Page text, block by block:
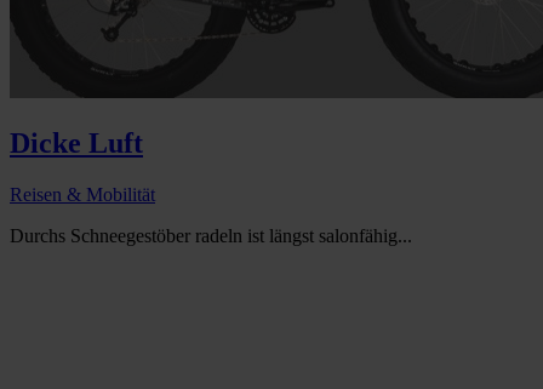
Dicke Luft
Reisen & Mobilität
Durchs Schneegestöber radeln ist längst salonfähig...